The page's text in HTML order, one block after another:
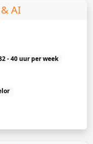
AI
- 40 uur per week